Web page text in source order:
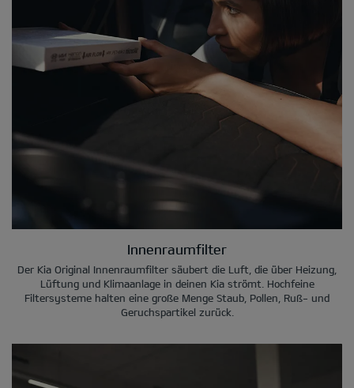
Innenraumfilter
Der Kia Original Innenraumfilter säubert die Luft, die über Heizung,
Lüftung und Klimaanlage in deinen Kia strömt. Hochfeine
Filtersysteme halten eine große Menge Staub, Pollen, Ruß- und
Geruchspartikel zurück.